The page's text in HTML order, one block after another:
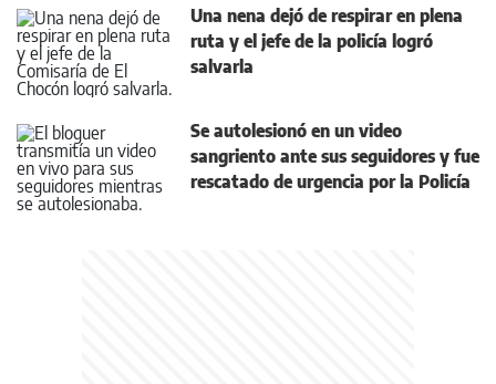
Una nena dejó de respirar en plena
ruta y el jefe de la policía logró
salvarla
Se autolesionó en un video
sangriento ante sus seguidores y fue
rescatado de urgencia por la Policía